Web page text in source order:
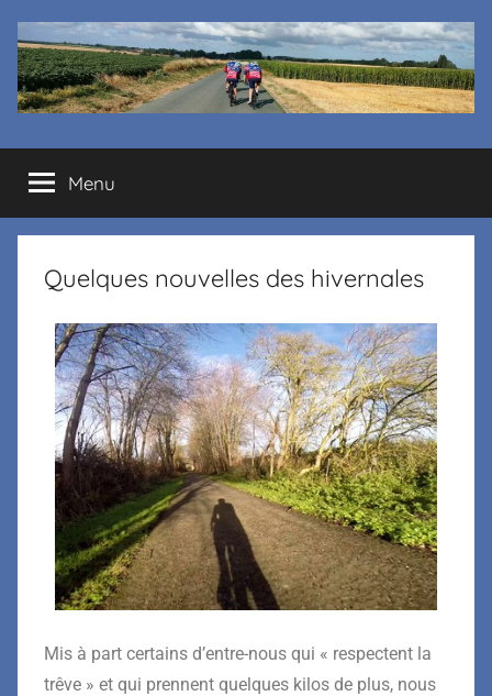
Cyclo
club
La
Margelle
Menu
Quelques nouvelles des hivernales
Mis à part certains d’entre-nous qui « respectent la
trêve » et qui prennent quelques kilos de plus, nous